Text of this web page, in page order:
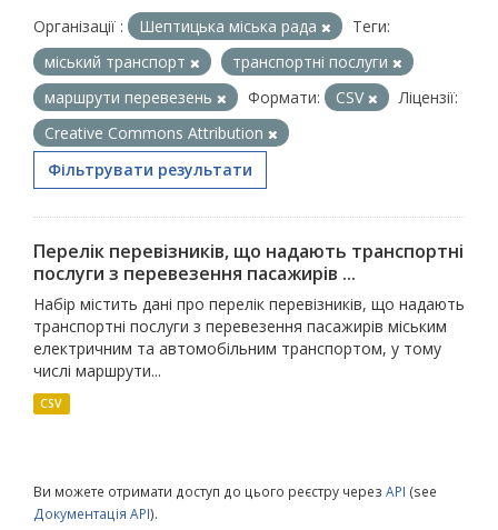
Організації : Шептицька міська рада
Теги:
міський транспорт
транспортні послуги
маршрути перевезень
Формати: CSV
Ліцензії:
Creative Commons Attribution
Фільтрувати результати
Перелік перевізників, що надають транспортні
послуги з перевезення пасажирів ...
Набір містить дані про перелік перевізників, що надають
транспортні послуги з перевезення пасажирів міським
електричним та автомобільним транспортом, у тому
числі маршрути...
CSV
Ви можете отримати доступ до цього реєстру через API (see
Документація API).